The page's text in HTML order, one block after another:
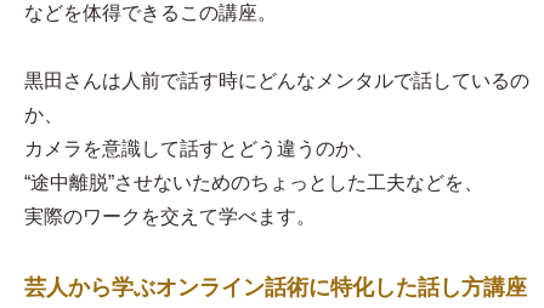
などを体得できるこの講座。
黒田さんは人前で話す時にどんなメンタルで話しているの
か、
カメラを意識して話すとどう違うのか、
“途中離脱”させないためのちょっとした工夫などを、
実際のワークを交えて学べます。
芸人から学ぶオンライン話術に特化した話し方講座